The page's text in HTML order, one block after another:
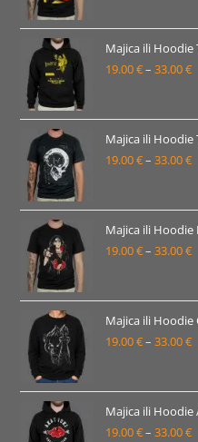
do
Majica ili
19.00€– 33.00€
do
Majica ili Hoodie
19.00€– 33.00€
do
Majica ili Hoodie
19.00€– 33.00€
do
Majica ili Hoodie
19.00€– 33.00€
do
Majica ili Hoodie
19.00€– 33.00€